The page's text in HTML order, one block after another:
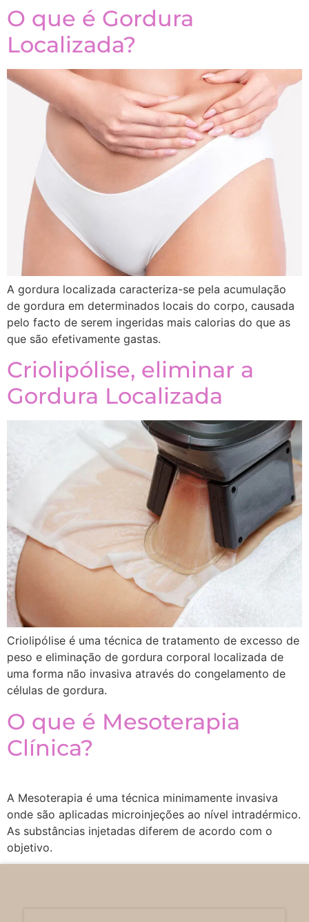
O que é Gordura
Localizada?
A gordura localizada caracteriza-se pela acumulação
de gordura em determinados locais do corpo, causada
pelo facto de serem ingeridas mais calorias do que as
que são efetivamente gastas.
Criolipólise, eliminar a
Gordura Localizada
Criolipólise é uma técnica de tratamento de excesso de
peso e eliminação de gordura corporal localizada de
uma forma não invasiva através do congelamento de
células de gordura.
O que é Mesoterapia
Clínica?
A Mesoterapia é uma técnica minimamente invasiva
onde são aplicadas microinjeções ao nível intradérmico.
As substâncias injetadas diferem de acordo com o
objetivo.